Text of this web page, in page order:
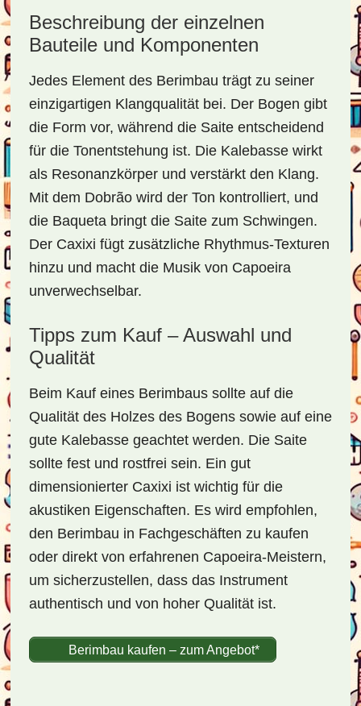
Beschreibung der einzelnen
Bauteile und Komponenten
Jedes Element des Berimbau trägt zu seiner
einzigartigen Klangqualität bei. Der Bogen gibt
die Form vor, während die Saite entscheidend
für die Tonentstehung ist. Die Kalebasse wirkt
als Resonanzkörper und verstärkt den Klang.
Mit dem Dobrão wird der Ton kontrolliert, und
die Baqueta bringt die Saite zum Schwingen.
Der Caxixi fügt zusätzliche Rhythmus-Texturen
hinzu und macht die Musik von Capoeira
unverwechselbar.
Tipps zum Kauf – Auswahl und
Qualität
Beim Kauf eines Berimbaus sollte auf die
Qualität des Holzes des Bogens sowie auf eine
gute Kalebasse geachtet werden. Die Saite
sollte fest und rostfrei sein. Ein gut
dimensionierter Caxixi ist wichtig für die
akustiken Eigenschaften. Es wird empfohlen,
den Berimbau in Fachgeschäften zu kaufen
oder direkt von erfahrenen Capoeira-Meistern,
um sicherzustellen, dass das Instrument
authentisch und von hoher Qualität ist.
Berimbau kaufen – zum Angebot*